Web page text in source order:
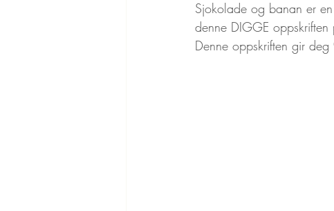
Sjokolade og banan er
denne DIGGE
Denne oppskriften gir deg